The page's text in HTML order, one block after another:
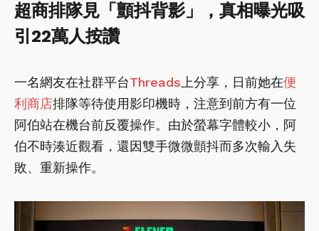
超商排隊見「顫抖背影」，真相曝光吸
引22萬人按讚
一名網友在社群平台Threads 上分享，日前她在便
利商店排隊等待使用影印機時，注意到前方有一位
阿伯站在機台前反覆操作。由於螢幕字體較小，阿
伯不時湊近觀看，還因雙手微微顫抖而多次輸入失
敗、重新操作。